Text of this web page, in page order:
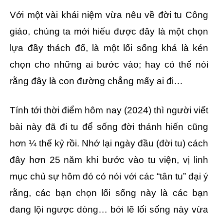
Với một vài khái niệm vừa nêu về đời tu Công
giáo, chúng ta mới hiểu được đây là một chọn
lựa đầy thách đố, là một lối sống khá là kén
chọn cho những ai bước vào; hay có thể nói
rằng đây là con đường chẳng mấy ai đi…
Tính tới thời điểm hôm nay (2024) thì người viết
bài này đã đi tu để sống đời thánh hiến cũng
hơn ¼ thế kỷ rồi. Nhớ lại ngày đầu (đời tu) cách
đây hơn 25 năm khi bước vào tu viện, vị linh
mục chủ sự hôm đó có nói với các “tân tu” đại ý
rằng, các bạn chọn lối sống này là các bạn
đang lội ngược dòng… bởi lẽ lối sống này vừa